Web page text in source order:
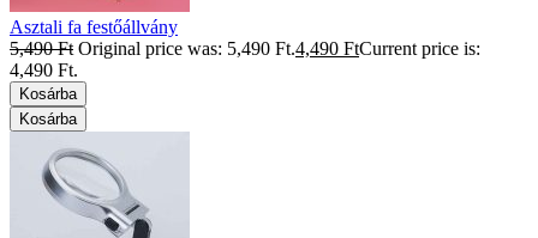
Asztali fa festőállvány
5,490Ft Original price was: 5,490 Ft.4,490 FtCurrent price is:
4,490 Ft.
Kosárba
Kosárba